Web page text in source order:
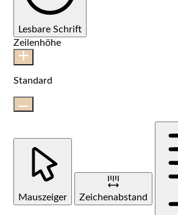
Lesbare Schrift
Zeilenhöhe
Standard
Mauszeiger Zeichenabstand